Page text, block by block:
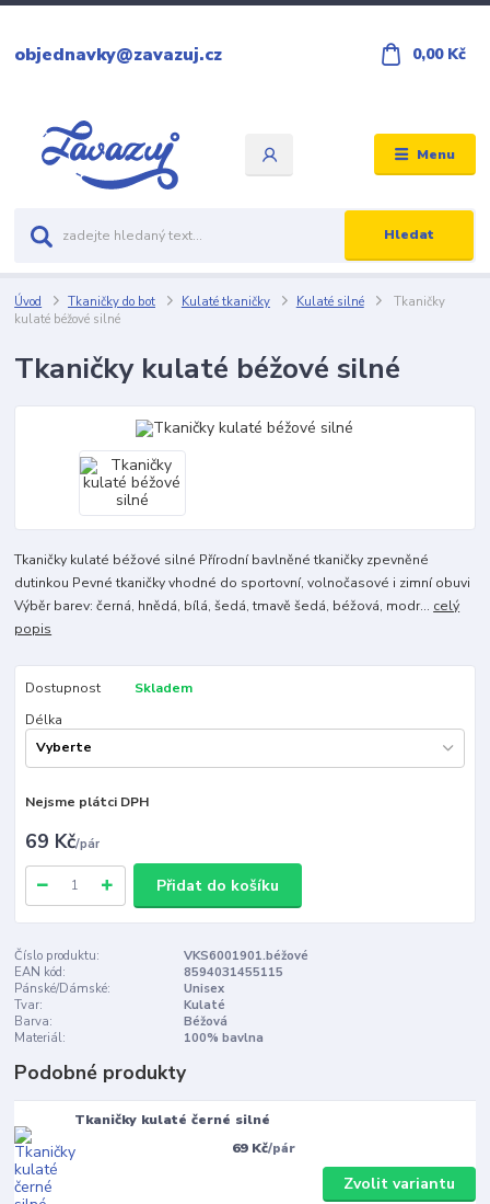
Menu
Hledat
objednavky@zavazuj.cz 0,00 Kč
Úvod Tkaničky do bot Kulaté tkaničky Kulaté silné
Tkaničky
kulaté béžové silné
Tkaničky kulaté béžové silné
Tkaničky kulaté béžové silné Přírodní bavlněné tkaničky zpevněné
dutinkou Pevné tkaničky vhodné do sportovní, volnočasové i zimní obuvi
Výběr barev: černá, hnědá, bílá, šedá, tmavě šedá, béžová, modr... celý
popis
Dostupnost
Skladem
Délka
Nejsme plátci DPH
69 Kč/pár
Přidat do košíku
Číslo produktu:
VKS6001901.béžové
EAN kód:
8594031455115
Pánské/Dámské:
Unisex
Tvar:
Kulaté
Barva:
Béžová
Materiál:
100% bavlna
Podobné produkty
Tkaničky kulaté černé silné
69 Kč/pár
Zvolit variantu